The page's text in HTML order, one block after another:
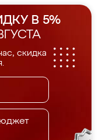
В 5%
скидка